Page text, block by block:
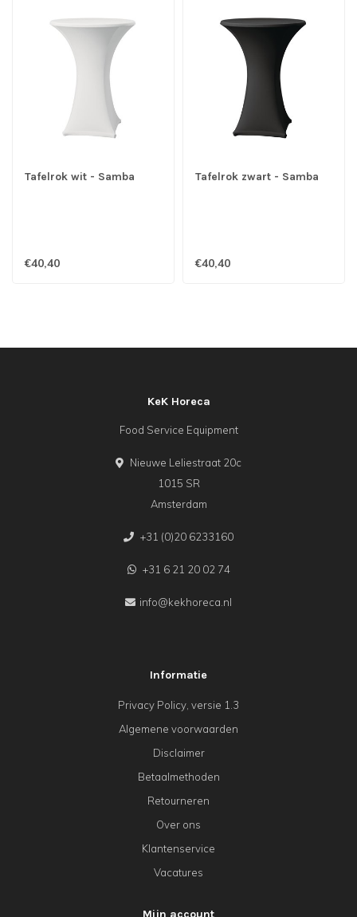
Tafelrok wit - Samba
€40,40
Tafelrok zwart - Samba
€40,40
KeK Horeca
Food Service Equipment
Nieuwe Leliestraat 20c
1015 SR
Amsterdam
+31 (0)20 6233160
+31 6 21 20 02 74
info@kekhoreca.nl
Informatie
Privacy Policy, versie 1.3
Algemene voorwaarden
Disclaimer
Betaalmethoden
Retourneren
Over ons
Klantenservice
Vacatures